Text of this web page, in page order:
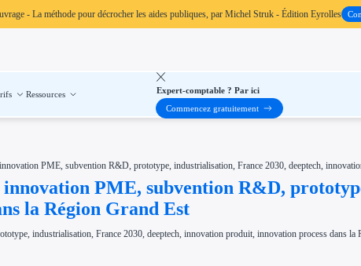
- La méthode pour décrocher les aides publiques, par Michel Struk - Édition Eyrolles
Ressources
Expert-comptable ? Par ici
Commencez gratuitement
PME, subvention R&D, prototype, industrialisation, France 2030, deeptech,
PME, subvention R&D,
la Région Grand Est
industrialisation, France 2030, deeptech, innovation produit, innovation process dans la